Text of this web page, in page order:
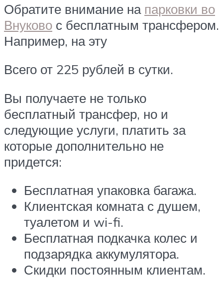
Обратите внимание на парковки во
Внуково с бесплатным трансфером.
Например, на эту
Всего от 225 рублей в сутки.
Вы получаете не только
бесплатный трансфер, но и
следующие услуги, платить за
которые дополнительно не
придется:
Бесплатная упаковка багажа.
Клиентская комната с душем,
туалетом и wi-fi.
Бесплатная подкачка колес и
подзарядка аккумулятора.
Скидки постоянным клиентам.